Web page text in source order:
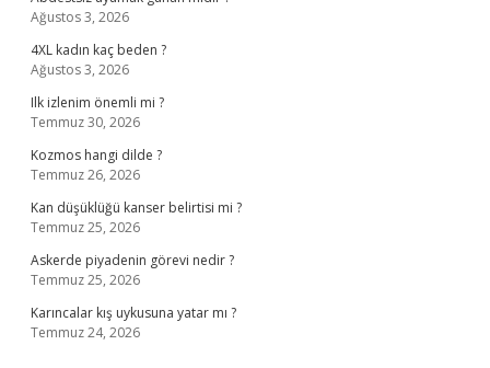
Ağustos 3, 2026
4XL kadın kaç beden ?
Ağustos 3, 2026
Ilk izlenim önemli mi ?
Temmuz 30, 2026
Kozmos hangi dilde ?
Temmuz 26, 2026
Kan düşüklüğü kanser belirtisi mi ?
Temmuz 25, 2026
Askerde piyadenin görevi nedir ?
Temmuz 25, 2026
Karıncalar kış uykusuna yatar mı ?
Temmuz 24, 2026